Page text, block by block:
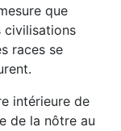
que
civilisations
races se
intérieure de
de la nôtre au